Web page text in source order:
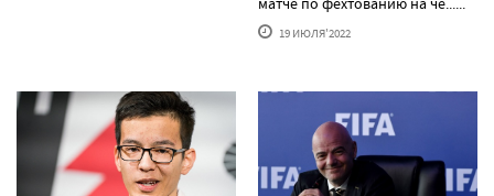
19 ИЮЛЯ'2022